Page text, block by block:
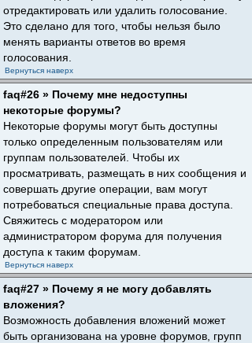
отредактировать или удалить голосование.
Это сделано для того, чтобы нельзя было
менять варианты ответов во время
голосования.
Вернуться наверх
faq#26 » Почему мне недоступны
некоторые форумы?
Некоторые форумы могут быть доступны
только определенным пользователям или
группам пользователей. Чтобы их
просматривать, размещать в них сообщения и
совершать другие операции, вам могут
потребоваться специальные права доступа.
Свяжитесь с модератором или
администратором форума для получения
доступа к таким форумам.
Вернуться наверх
faq#27 » Почему я не могу добавлять
вложения?
Возможность добавления вложений может
быть организована на уровне форумов, групп